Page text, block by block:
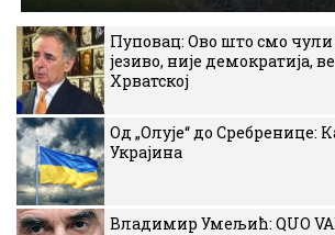
Пуповац: Ово што смо чули
језиво, није демократија,
Хрватској
Од „Олује“ до Сребренице:
Украјина
Владимир Умељић: QUO